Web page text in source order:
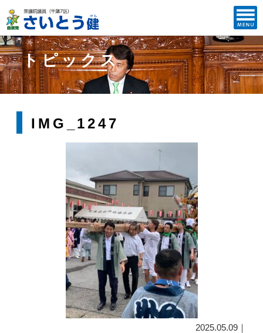
トピックス
IMG_1247
2025.05.09｜